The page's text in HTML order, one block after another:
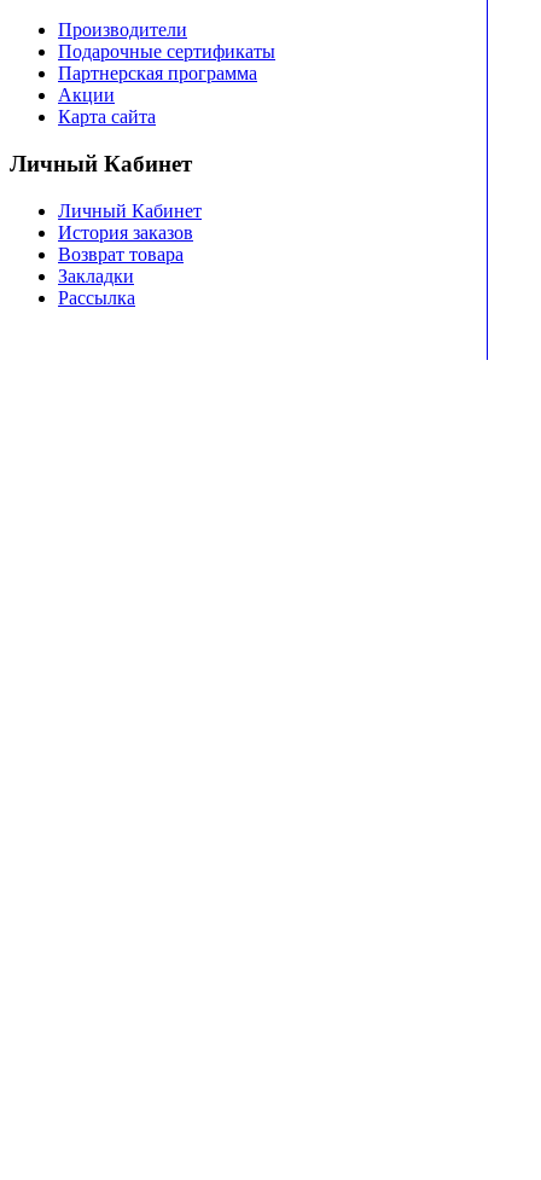
Производители
Подарочные сертификаты
Партнерская программа
Акции
Карта сайта
Личный Кабинет
Личный Кабинет
История заказов
Возврат товара
Закладки
Рассылка